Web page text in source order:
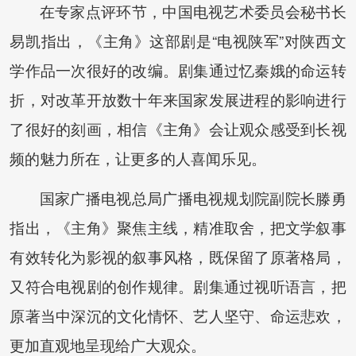
在专家点评环节，中国电视艺术委员会秘书长
易凯指出，《主角》这部剧是“电视陕军”对陕西文
学作品一次很好的改编。剧集通过忆秦娥的命运转
折，对改革开放数十年来国家发展进程的影响进行
了很好的刻画，相信《主角》会让观众感受到长视
频的魅力所在，让更多的人喜闻乐见。
国家广播电视总局广播电视规划院副院长滕勇
指出，《主角》聚焦主线，精准取舍，把文学叙事
有效转化为影视的叙事风格，既保留了原著格局，
又符合电视剧的创作规律。剧集通过视听语言，把
原著当中深沉的文化情怀、艺人坚守、命运悲欢，
更加直观地呈现给广大观众。